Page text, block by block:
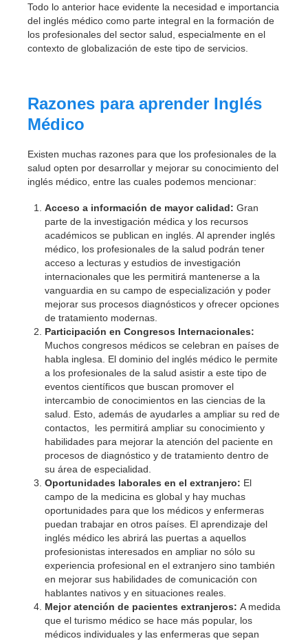
Todo lo anterior hace evidente la necesidad e importancia
del inglés médico como parte integral en la formación de
los profesionales del sector salud, especialmente en el
contexto de globalización de este tipo de servicios.
Razones para aprender Inglés
Médico
Existen muchas razones para que los profesionales de la
salud opten por desarrollar y mejorar su conocimiento del
inglés médico, entre las cuales podemos mencionar:
Acceso a información de mayor calidad: Gran
parte de la investigación médica y los recursos
académicos se publican en inglés. Al aprender inglés
médico, los profesionales de la salud podrán tener
acceso a lecturas y estudios de investigación
internacionales que les permitirá mantenerse a la
vanguardia en su campo de especialización y poder
mejorar sus procesos diagnósticos y ofrecer opciones
de tratamiento modernas.
Participación en Congresos Internacionales:
Muchos congresos médicos se celebran en países de
habla inglesa. El dominio del inglés médico le permite
a los profesionales de la salud asistir a este tipo de
eventos científicos que buscan promover el
intercambio de conocimientos en las ciencias de la
salud. Esto, además de ayudarles a ampliar su red de
contactos, les permitirá ampliar su conocimiento y
habilidades para mejorar la atención del paciente en
procesos de diagnóstico y de tratamiento dentro de
su área de especialidad.
Oportunidades laborales en el extranjero: El
campo de la medicina es global y hay muchas
oportunidades para que los médicos y enfermeras
puedan trabajar en otros países. El aprendizaje del
inglés médico les abrirá las puertas a aquellos
profesionistas interesados en ampliar no sólo su
experiencia profesional en el extranjero sino también
en mejorar sus habilidades de comunicación con
hablantes nativos y en situaciones reales.
Mejor atención de pacientes extranjeros: A medida
que el turismo médico se hace más popular, los
médicos individuales y las enfermeras que sepan